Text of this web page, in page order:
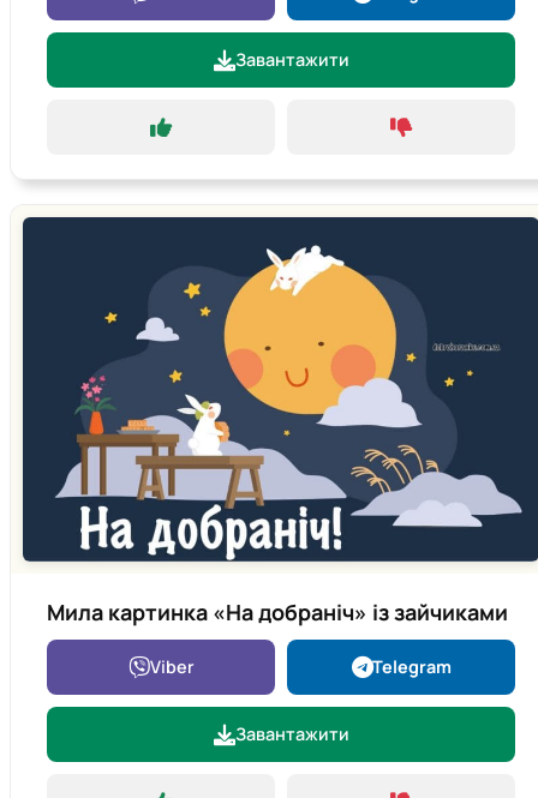
Завантажити
Мила картинка «На добраніч» із зайчиками
Viber Telegram
Завантажити